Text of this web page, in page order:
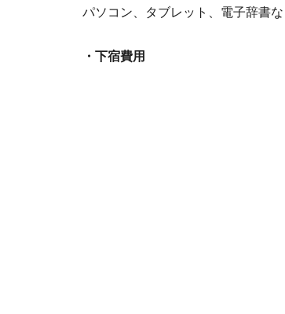
パソコン、タブレット、電子辞書
・下宿費用